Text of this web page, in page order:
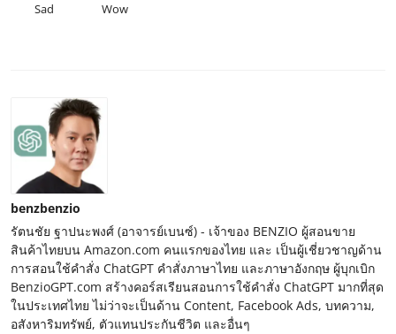
Sad Wow
benzbenzio
รัตนชัย ฐาปนะพงศ์ (อาจารย์เบนซ์) - เจ้าของ BENZIO ผู้สอนขาย
สินค้าไทยบน Amazon.com คนแรกของไทย และ เป็นผู้เชี่ยวชาญด้าน
การสอนใช้คำสั่ง ChatGPT คำสั่งภาษาไทย และภาษาอังกฤษ ผู้บุกเบิก
BenzioGPT.com สร้างคอร์สเรียนสอนการใช้คำสั่ง ChatGPT มากที่สุด
ในประเทศไทย ไม่ว่าจะเป็นด้าน Content, Facebook Ads, บทความ,
อสังหาริมทรัพย์, ตัวแทนประกันชีวิต และอื่นๆ